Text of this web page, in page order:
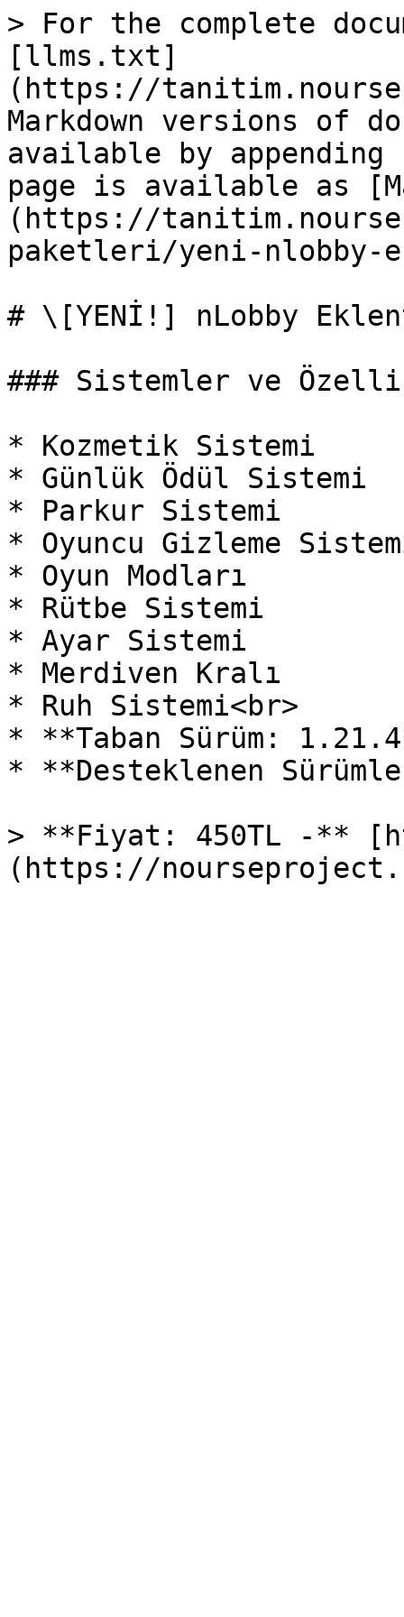
> For the complete
[llms.txt]
(https://
Markdown versions of
available by
page is available as
(https://
paketleri/yeni-nlobby-
# \[YENİ!] nLobby
### Sistemler ve
* Kozmetik Sistemi
* Günlük Ödül Sistemi
* Parkur Sistemi
* Oyuncu Gizleme
* Oyun Modları
* Rütbe Sistemi
* Ayar Sistemi
* Merdiven Kralı
* Ruh Sistemi<br>
* **Taban Sürüm:
* **Desteklenen
> **Fiyat: 450TL -**